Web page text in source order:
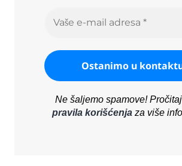
Ne šaljemo spamove!
pravila korišćenjaza više